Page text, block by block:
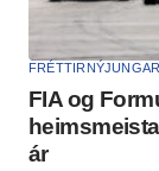
FRÉTTIR NÝJUNGAR
FIA og
ár